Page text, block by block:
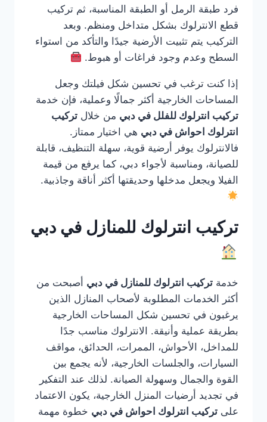
فرد طبقة الرمل أو الطبقة المناسبة، ثم تركيب
قطع الانترلوك بشكل متداخل ومنظم. وبعد
التركيب يتم تثبيت الأرضية جيدًا والتأكد من استواء
السطح وعدم وجود فراغات أو هبوط.
إذا كنت ترغب في تحسين شكل فيلتك وجعل
المساحات الخارجية أكثر جمالًا وعملية، فإن خدمة
تركيب انترلوك للفلل في دبي من خلال تركيب
انترلوك احواش في دبي هي اختيار ممتاز.
فالانترلوك يوفر أرضية قوية، سهلة التنظيف، قابلة
للصيانة، ومناسبة لأجواء دبي، كما يرفع من قيمة
الفيلا ويجعل مدخلها وحديقتها أكثر أناقة وجاذبية.
تركيب انترلوك للمنازل في دبي
خدمة تركيب انترلوك للمنازل في دبي أصبحت من
أكثر الخدمات المطلوبة لأصحاب المنازل الذين
يرغبون في تحسين شكل المساحات الخارجية
بطريقة عملية وأنيقة. الانترلوك مناسب جدًا
للمداخل، الأحواش، الممرات، الحدائق، مواقف
السيارات، والجلسات الخارجية، لأنه يجمع بين
القوة والجمال وسهولة الصيانة. لذلك عند التفكير
في تجديد أرضيات المنزل الخارجية، يكون الاعتماد
على تركيب انترلوك احواش في دبي خطوة مهمة